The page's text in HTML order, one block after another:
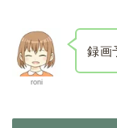
roni
録画